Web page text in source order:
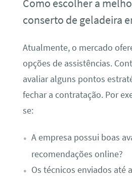
Como escolher a
conserto de geladeira
Atualmente, o mercado
opções de assistências.
avaliar alguns pontos
fechar a contratação. Por
se:
A empresa possui boas
recomendações online?
Os técnicos enviados até